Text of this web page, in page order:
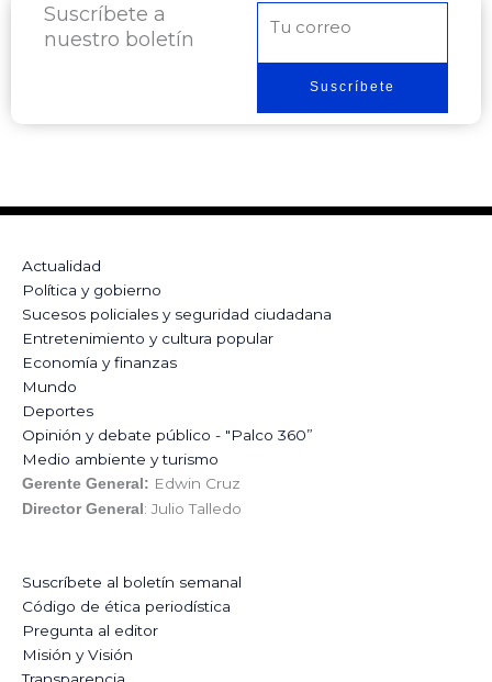
Suscríbete a
nuestro boletín
electrónico
Suscríbete
Actualidad
Política y gobierno
Sucesos policiales y seguridad ciudadana
Entretenimiento y cultura popular
Economía y finanzas
Mundo
Deportes
Opinión y debate público - "Palco 360”
Medio ambiente y turismo
Gerente General: Edwin Cruz
Director General : Julio Talledo
Suscríbete al boletín semanal
Código de ética periodística
Pregunta al editor
Misión y Visión